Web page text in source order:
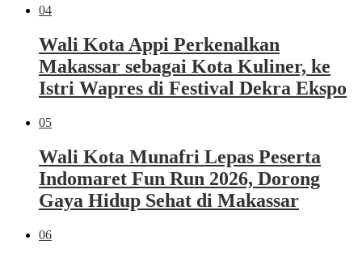
04
Wali Kota Appi Perkenalkan
Makassar sebagai Kota Kuliner, ke
Istri Wapres di Festival Dekra Ekspo
05
Wali Kota Munafri Lepas Peserta
Indomaret Fun Run 2026, Dorong
Gaya Hidup Sehat di Makassar
06